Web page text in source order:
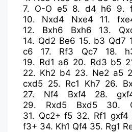
7. O-O e5 8. d4 h6 9.
10. Nxd4 Nxe4 11.
12. Bxh6 Bxh6 13.
14. Qd2 Be6 15. b3 Qd7
c6
17. Rf3 Qc7 18.
19. Rd1 a6 20. Rd3 b5
22. Kh2 b4 23. Ne2 a5
cxd5 25. Rc1 Kh7 26.
27. Nf4 Bxf4 28.
29. Rxd5 Bxd5 30.
31. Qc2+ f5 32. Rf1 gxf4
f3+ 34. Kh1 Qf4 35. Rg1